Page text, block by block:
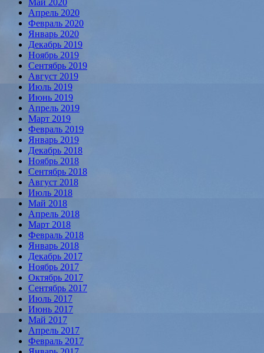
Апрель 2020
Февраль 2020
Январь 2020
Декабрь 2019
Ноябрь 2019
Сентябрь 2019
Август 2019
Июль 2019
Июнь 2019
Апрель 2019
Март 2019
Февраль 2019
Январь 2019
Декабрь 2018
Ноябрь 2018
Сентябрь 2018
Август 2018
Июль 2018
Май 2018
Апрель 2018
Март 2018
Февраль 2018
Январь 2018
Декабрь 2017
Ноябрь 2017
Октябрь 2017
Сентябрь 2017
Июль 2017
Июнь 2017
Май 2017
Апрель 2017
Февраль 2017